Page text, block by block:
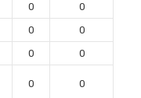
0
0
0
0
0 0
0 0